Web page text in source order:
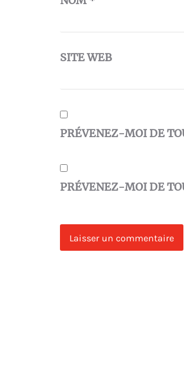
SITE WEB
PRÉVENEZ-MOI DE
PRÉVENEZ-MOI DE